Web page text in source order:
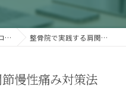
ム 整骨院で実践する肩関節慢性痛み対策法
慢性痛み対策法